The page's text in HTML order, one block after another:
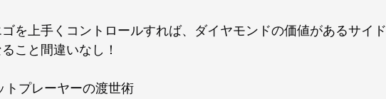
を上手くコントロールすれば、ダイヤモンドの価値があるサイド
こと間違いなし！
トプレーヤーの渡世術